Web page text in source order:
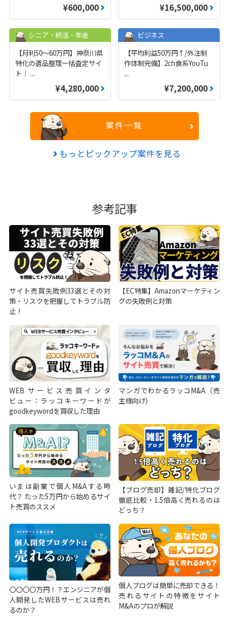
¥600,000 ¥16,500,000
シニア・終活・年金
【月利50〜60万円】神奈川県
特化の遺品整理一括査定サイ
ト｜ ...
¥4,280,000
ビジネス
【平均利益50万円↑/外注制
作体制完備】2ch食系YouTu
...
¥7,200,000
案件一覧
もっとピックアップ案件を見る
参考記事
サイト売買失敗例33選とその対
策・リスクを把握してトラブル防
止！
【EC特集】Amazonマーケティン
グの失敗例と対策
WEBサービス売買インタ
ビュー：ラッコキーワードが
goodkeywordを買収した理由
マンガでわかるラッコM&A（売
主様向け）
いまは副業で個人M&Aする時
代？ たった5万円から始めるサイ
ト売買のススメ
【ブログ売却】雑記/特化ブログ
徹底比較・1.5倍高く売れるのは
どっち？
〇〇〇〇万円！？エンジニアが個
人開発したWEBサービスは売れ
るのか？
個人ブログは簡単に売却できる！
売れるサイトの特徴をサイト
M&Aのプロが解説